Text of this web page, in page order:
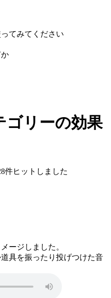
てみてください
ゴリーの効果
件ヒットしました
ージしました。
具を振ったり投げつけた音